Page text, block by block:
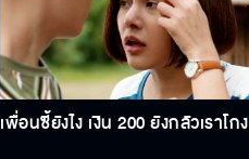
เพื่อนซี้ยังไง เงิน 200 ยังกลัวเราโกง